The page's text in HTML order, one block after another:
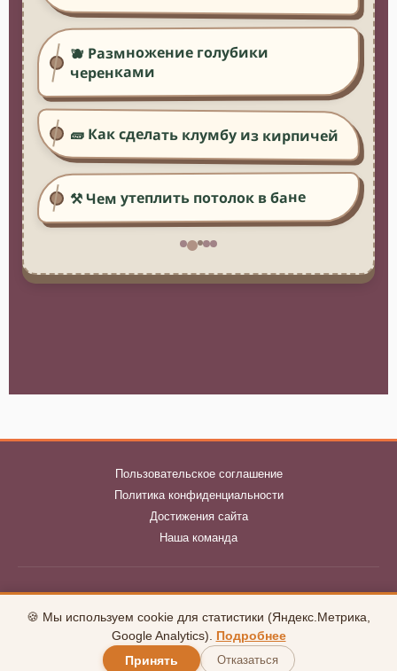
🍪 Мы используем cookie для статистики (Яндекс.Метрика,
Google Analytics). Подробнее
Принять
Отказаться
🫐 Размножение голубики
черенками
🧱 Как сделать клумбу из кирпичей
⚒️ Чем утеплить потолок в бане
Пользовательское соглашение
Политика конфиденциальности
Достижения сайта
Наша команда
klubnika-club.ru © 2026
uCoz